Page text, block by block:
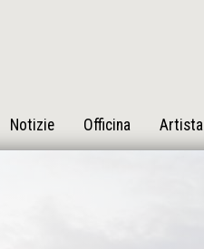
Notizie Officina Artista